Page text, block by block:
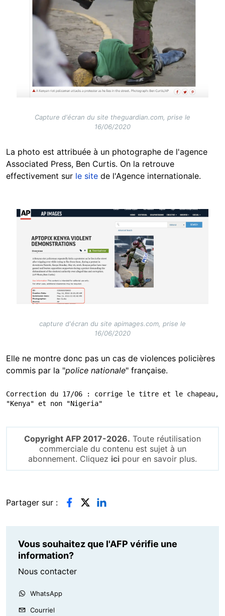
Capture d'écran du site theguardian.com, prise le
16/06/2020
La photo est attribuée à un photographe de l'agence
Associated Press, Ben Curtis. On la retrouve
effectivement sur le site de l'Agence internationale.
Image
capture d'écran du site apimages.com, prise le
16/06/2020
Elle ne montre donc pas un cas de violences policières
commis par la "police nationale" française.
Correction du 17/06 : corrige le titre et le chapeau,
"Kenya" et non "Nigeria"
Copyright AFP 2017-2026. Toute réutilisation
commerciale du contenu est sujet à un
abonnement. Cliquez ici pour en savoir plus.
Partager sur :
Vous souhaitez que l'AFP vérifie une
information?
Nous contacter
WhatsApp
Courriel